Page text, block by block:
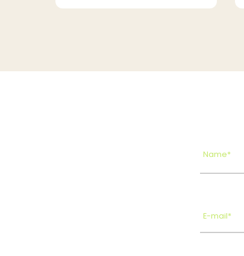
Name*
E-mail*